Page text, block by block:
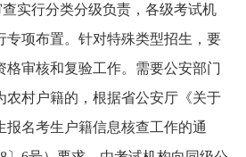
实行分类分级负责，各级考试机
专项布置。针对特殊类型招生，要
格审核和复验工作。需要公安部门
农村户籍的，根据省公安厅《关于
报名考生户籍信息核查工作的通